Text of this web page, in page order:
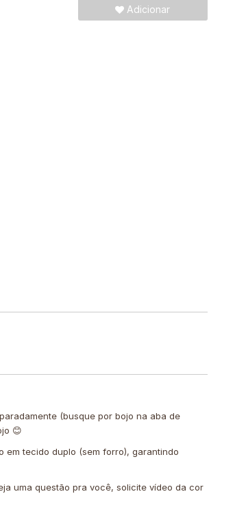
Adicionar
(busque por bojo na aba de
😊
em tecido duplo (sem forro), garantindo
uma questão pra você, solicite vídeo da cor